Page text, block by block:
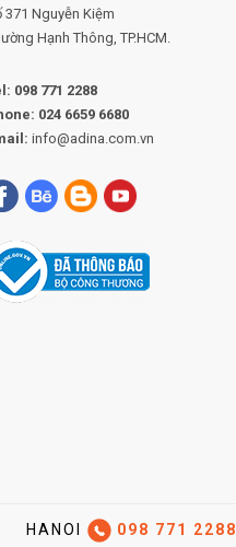
371 Nguyễn Kiệm
Hạnh Thông, TP.HCM.
098 771 2288
024 6659 6680
info@adina.com.vn
HANOI 098 771 2288